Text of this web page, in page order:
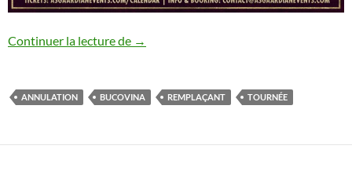
Continuer la lecture de Bucovina : mise à jour de la tournée
→
ANNULATION BUCOVINA REMPLAÇANT TOURNÉE